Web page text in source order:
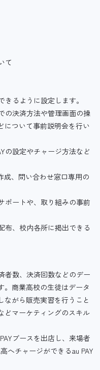
て
きるように設定します。
の決済方法や管理画面の操
について事前説明会を行い
の設定やチャージ方法など
成、問い合わせ窓口専用の
ポートや、取り組みの事前
布、校内各所に掲出できる
者数、決済回数などのデー
。商業高校の生徒はデータ
ながら販売実習を行うこと
どマーケティングのスキル
ブースを出店し、来場者
へチャージができるau PAY